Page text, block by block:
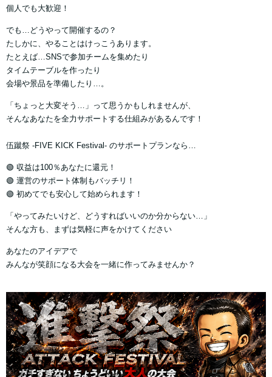
個人でも大歓迎！
でも…どうやって開催するの？
たしかに、やることはけっこうあります。
たとえば…SNSで参加チームを集めたり
タイムテーブルを作ったり
会場や景品を準備したり…。
「ちょっと大変そう…」って思うかもしれませんが、
そんなあなたを全力サポートする仕組みがあるんです！
伍蹴祭 -FIVE KICK Festival- のサポートプランなら…
🟢 収益は100％あなたに還元！
🟢 運営のサポート体制もバッチリ！
🟢 初めてでも安心して始められます！
「やってみたいけど、どうすればいいのか分からない…」
そんな方も、まずは気軽に声をかけてください
あなたのアイデアで
みんなが笑顔になる大会を一緒に作ってみませんか？